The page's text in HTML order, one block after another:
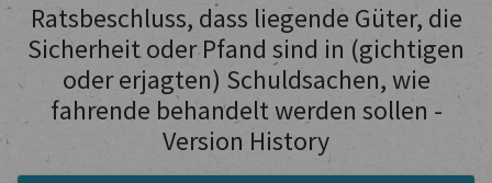
Ratsbeschluss, dass liegende Güter, die
Sicherheit oder Pfand sind in (gichtigen
oder erjagten) Schuldsachen, wie
fahrende behandelt werden sollen -
Version History